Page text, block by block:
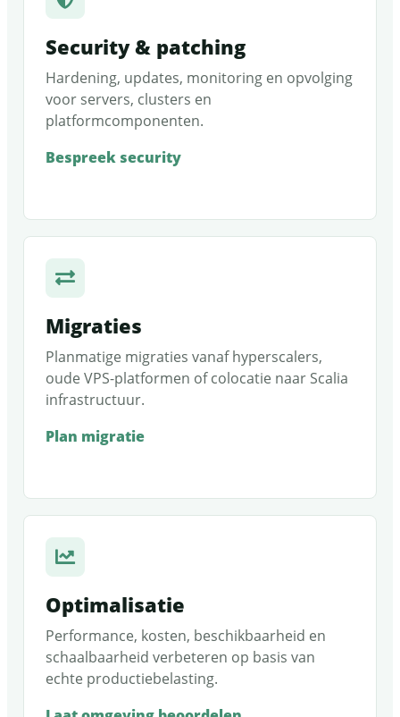
Security & patching
Hardening, updates, monitoring en opvolging
voor servers, clusters en
platformcomponenten.
Bespreek security
Migraties
Planmatige migraties vanaf hyperscalers,
oude VPS-platformen of colocatie naar Scalia
infrastructuur.
Plan migratie
Optimalisatie
Performance, kosten, beschikbaarheid en
schaalbaarheid verbeteren op basis van
echte productiebelasting.